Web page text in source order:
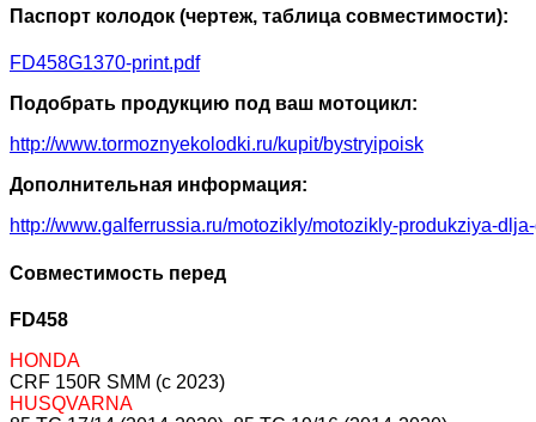
Паспорт колодок (чертеж, таблица совместимости):
FD458G1370-print.pdf
Подобрать продукцию под ваш мотоцикл:
http://www.tormoznyekolodki.ru/kupit/bystryipoisk
Дополнительная информация:
http://www.galferrussia.ru/motozikly/motozikly-produkziya-
Совместимость перед
FD458
HONDA
CRF 150R SMM (c 2023)
HUSQVARNA